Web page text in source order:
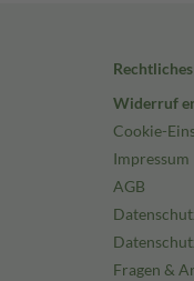
Rechtliches
Widerruf
Cookie-
Impressum
AGB
Fragen &